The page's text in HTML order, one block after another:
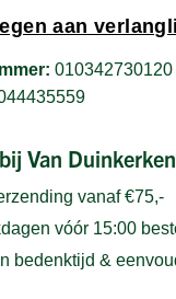
aan
010342730120
Van Duinkerken
vanaf €75,-
vóór 15:00
bedenktijd &